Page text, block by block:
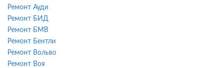
Ремонт Ауди
Ремонт БИД
Ремонт БМВ
Ремонт Бентли
Ремонт Вольво
Ремонт Воя